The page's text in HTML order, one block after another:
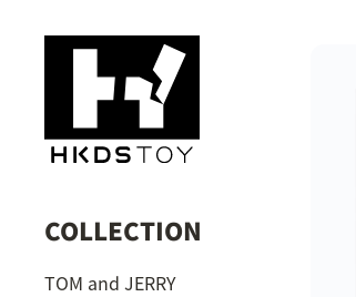
COLLECTION
TOM and JERRY